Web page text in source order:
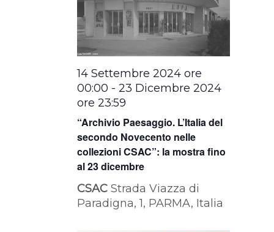
“Archivio Paesaggio. L’Italia del
secondo Novecento nelle
collezioni CSAC”: la mostra fino
al 23 dicembre
14 Settembre 2024 ore
00:00 -23 Dicembre 2024
ore 23:59
CSACStrada Viazza di
Paradigna, 1, PARMA, Italia